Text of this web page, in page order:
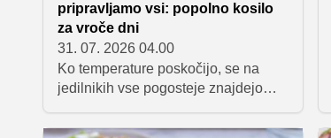
pripravljamo vsi: popolno kosilo
za vroče dni
31. 07. 2026 04.00
Ko temperature poskočijo, se na
jedilnikih vse pogosteje znajdejo
kuhanja in jih lahko pripravimo